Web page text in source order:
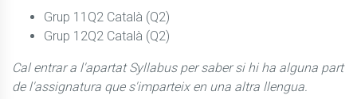
Grup 11Q2 Català (Q2)
Grup 12Q2 Català (Q2)
Cal entrar a l'apartat Syllabus per saber si hi ha alguna part
de l'assignatura que s'imparteix en una altra llengua.